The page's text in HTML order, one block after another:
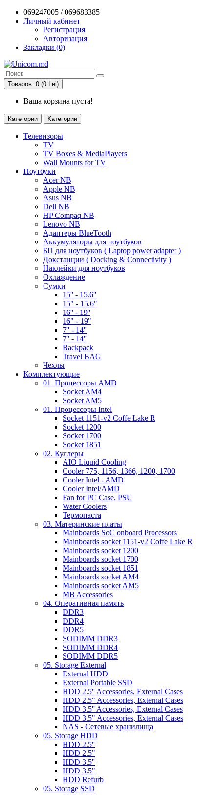
069247005 / 069683385
Личный кабинет
Регистрация
Авторизация
Закладки (0)
Товаров: 0 (0 Lei)
Ваша корзина пуста!
Категории Категории
Телевизоры
TV
TV Boxes & MediaPlayers
Wall Mounts for TV
Ноутбуки
Acer NB
Apple NB
Asus NB
Dell NB
HP Compaq NB
Lenovo NB
Адаптеры BlueTooth
Аккумуляторы для ноутбуков
БП для ноутбуков ( Laptop power adapter )
Докстанции ( Docking & Connectivity )
Наклейки для ноутбуков
Охлаждение
Сумки
15'' - 15.6''
15" - 15.6"
16'' - 19''
16" - 19"
7'' - 14''
7'' - 14''
Backpack
Travel BAG
Чехлы
Комплектующие
01. Процессоры AMD
Socket AM4
Socket AM5
01. Процессоры Intel
Socket 1151-v2 Coffe Lake R
Socket 1200
Socket 1700
Socket 1851
02. Куллеры
AIO Liquid Cooling
Cooler 775, 1156, 1366, 1200, 1700
Cooler Intel - AMD
Cooler Intel/AMD
Fan for PC Case, PSU
Water Coolers
Термопаста
03. Материнские платы
Mainboards SoC onboard Processors
Mainboards socket 1151-v2 Coffe Lake R
Mainboards socket 1200
Mainboards socket 1700
Mainboards socket 1851
Mainboards socket AM4
Mainboards socket AM5
MB Accessories
04. Оперативная память
DDR3
DDR4
DDR5
SODIMM DDR3
SODIMM DDR4
SODIMM DDR5
05. Storage External
External HDD
External Portable SSD
HDD 2.5'' Accessories, External Cases
HDD 2.5" Accessories, External Cases
HDD 3.5'' Accessories, External Cases
HDD 3.5" Accessories, External Cases
NAS - Сетевые хранилища
05. Storage HDD
HDD 2.5''
HDD 2.5"
HDD 3.5''
HDD 3.5"
HDD Refurb
05. Storage SSD